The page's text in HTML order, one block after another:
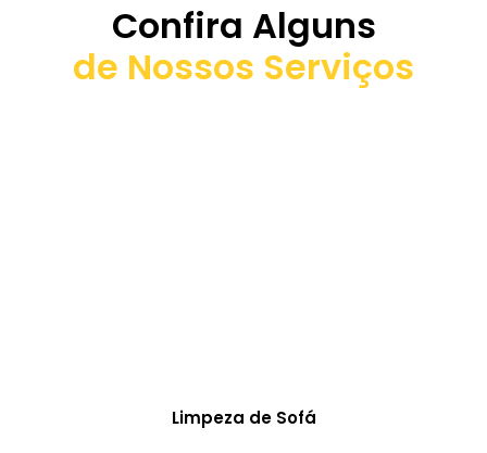
Confira Alguns
de Nossos Serviços
Limpeza de Sofá